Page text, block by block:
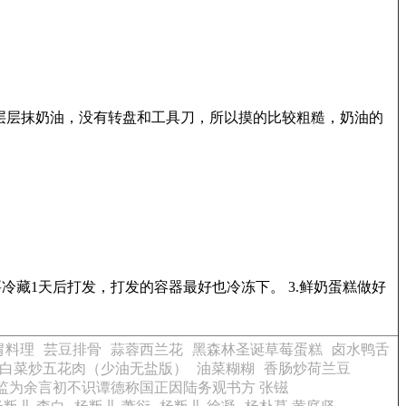
抹奶油，没有转盘和工具刀，所以摸的比较粗糙，奶油的
藏1天后打发，打发的容器最好也冷冻下。 3.鲜奶蛋糕做好
理 芸豆排骨 蒜蓉西兰花 黑森林圣诞草莓蛋糕
卤水鸭舌
菜炒五花肉（少油无盐版）
油菜糊糊
香肠炒荷兰豆
为余言初不识谭德称国正因陆务观书方 张镃